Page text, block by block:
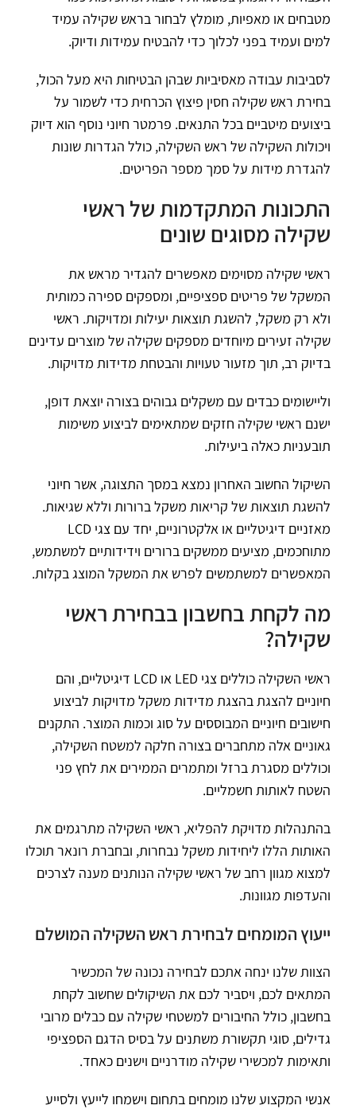
מטבחים או מאפיות, מומלץ לבחור בראש שקילה עמיד
למים ועמיד בפני לכלוך כדי להבטיח עמידות ודיוק.
לסביבות עבודה מאסיביות שבהן הבטיחות היא מעל הכול,
בחירת ראש שקילה חסין פיצוץ הכרחית כדי לשמור על
ביצועים מיטביים בכל התנאים. פרמטר חיוני נוסף הוא דיוק
ויכולות השקילה של ראש השקילה, כולל הגדרות שונות
להגדרת מידות על סמך מספר הפריטים.
התכונות המתקדמות של ראשי
שקילה מסוגים שונים
ראשי שקילה מסוימים מאפשרים להגדיר מראש את
המשקל של פריטים ספציפיים, ומספקים ספירה כמותית
ולא רק משקל, להשגת תוצאות יעילות ומדויקות. ראשי
שקילה זעירים מיוחדים מספקים שקילה של מוצרים עדינים
בדיוק רב, תוך מזעור טעויות והבטחת מדידות מדויקות.
וליישומים כבדים עם משקלים גבוהים בצורה יוצאת דופן,
ישנם ראשי שקילה חזקים שמתאימים לביצוע משימות
תובעניות כאלה ביעילות.
השיקול החשוב האחרון נמצא במסך התצוגה, אשר חיוני
להשגת תוצאות של קריאות משקל ברורות וללא שגיאות.
מאזניים דיגיטליים או אלקטרוניים, יחד עם צגי LCD
מתוחכמים, מציעים ממשקים ברורים וידידותיים למשתמש,
המאפשרים למשתמשים לפרש את המשקל המוצג בקלות.
מה לקחת בחשבון בבחירת ראשי
שקילה?
ראשי השקילה כוללים צגי LED או LCD דיגיטליים, והם
חיוניים להצגת בהצגת מדידות משקל מדויקות לביצוע
חישובים חיוניים המבוססים על סוג וכמות המוצר. התקנים
גאוניים אלה מתחברים בצורה חלקה למשטח השקילה,
וכוללים מסגרת ברזל ומתמרים הממירים את לחץ פני
השטח לאותות חשמליים.
בהתנהלות מדויקת להפליא, ראשי השקילה מתרגמים את
האותות הללו ליחידות משקל נבחרות, ובחברת רונאר תוכלו
למצוא מגוון רחב של ראשי שקילה הנותנים מענה לצרכים
והעדפות מגוונות.
ייעוץ המומחים לבחירת ראש השקילה המושלם
הצוות שלנו ינחה אתכם לבחירה נכונה של המכשיר
המתאים לכם, ויסביר לכם את השיקולים שחשוב לקחת
בחשבון, כולל החיבורים למשטחי שקילה עם כבלים מרובי
גדילים, סוגי תקשורת משתנים על בסיס הדגם הספציפי
ותאימות למכשירי שקילה מודרניים וישנים כאחד.
אנשי המקצוע שלנו מומחים בתחום וישמחו לייעץ ולסייע